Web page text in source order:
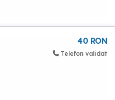
40 RON
Telefon validat